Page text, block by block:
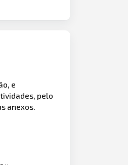
e
pelo
anexos.